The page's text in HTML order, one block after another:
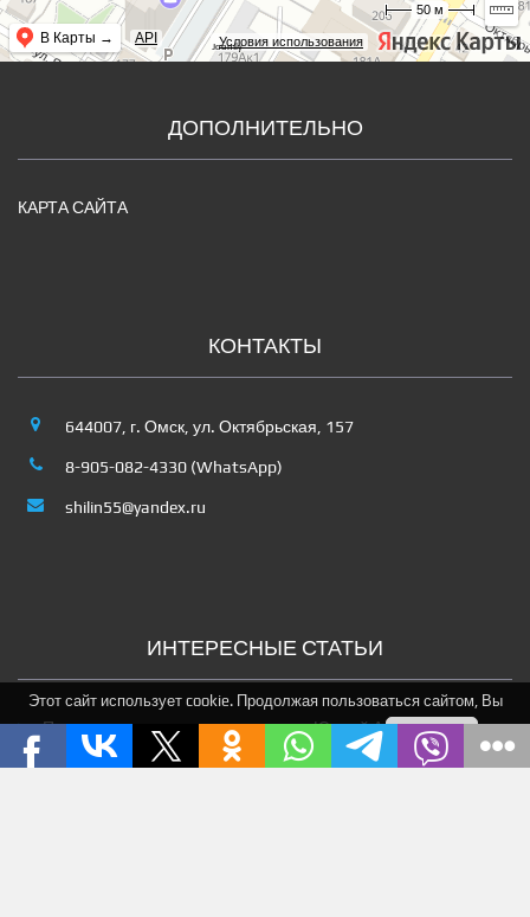
Условия использования
В Карты → API
50 м
Joomly
ДОПОЛНИТЕЛЬНО
КАРТА САЙТА
КОНТАКТЫ
644007, г. Омск, ул. Октябрьская, 157
8-905-082-4330 (WhatsApp)
shilin55@yandex.ru
ИНТЕРЕСНЫЕ СТАТЬИ
Полигональная каменная кладка в Южной Америке
Этот сайт использует cookie. Продолжая пользоваться сайтом, Вы
соглашаетесь на использование нами cookie. Я понимаю